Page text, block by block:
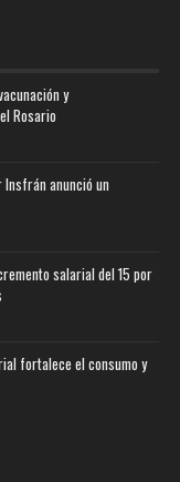
y
Rosario
anunció un
salarial del 15 por
fortalece el consumo y